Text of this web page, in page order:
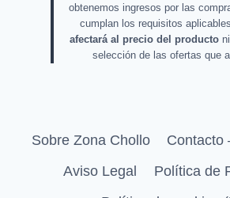
obtenemos ingresos por las
cumplan los requisitos
afectará al precio del producto
selección de las ofertas que
Sobre Zona Chollo
Aviso Legal
Política de